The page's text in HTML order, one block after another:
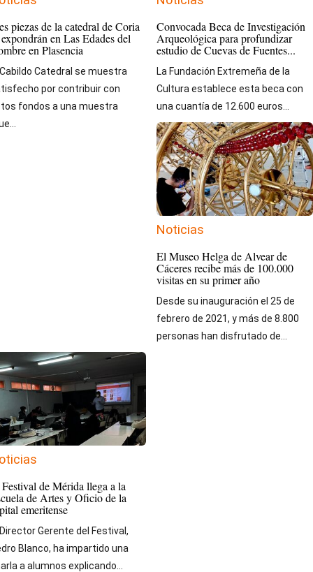
piezas de la catedral de Coria
en Las Edades del
en Plasencia
Catedral se muestra
por contribuir con
fondos a una muestra
Convocada Beca de Investigación
Arqueológica para profundizar
estudio de Cuevas de Fuentes...
La Fundación Extremeña de la
Cultura establece esta beca con
una cuantía de 12.600 euros...
Noticias
El Museo Helga de Alvear de
Cáceres recibe más de 100.000
visitas en su primer año
Desde su inauguración el 25 de
febrero de 2021, y más de 8.800
personas han disfrutado de...
de Mérida llega a la
de Artes y Oficio de la
emeritense
Gerente del Festival,
Blanco, ha impartido una
a alumnos explicando...